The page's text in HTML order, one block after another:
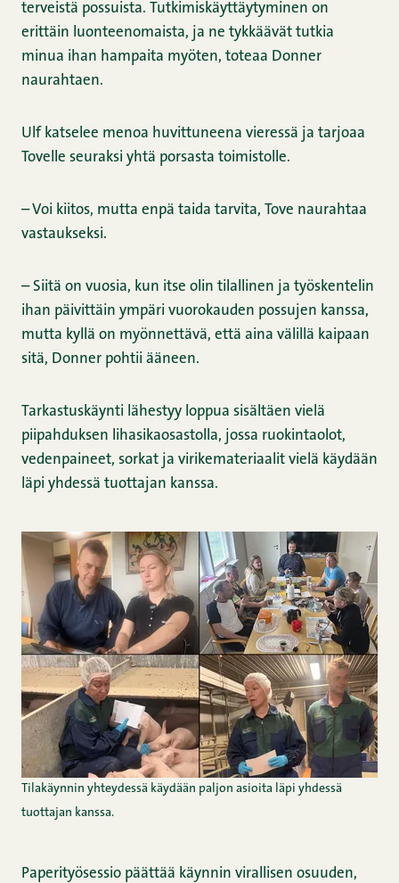
terveistä possuista. Tutkimiskäyttäytyminen on
erittäin luonteenomaista, ja ne tykkäävät tutkia
minua ihan hampaita myöten, toteaa Donner
naurahtaen.
Ulf katselee menoa huvittuneena vieressä ja tarjoaa
Tovelle seuraksi yhtä porsasta toimistolle.
– Voi kiitos, mutta enpä taida tarvita, Tove naurahtaa
vastaukseksi.
– Siitä on vuosia, kun itse olin tilallinen ja työskentelin
ihan päivittäin ympäri vuorokauden possujen kanssa,
mutta kyllä on myönnettävä, että aina välillä kaipaan
sitä, Donner pohtii ääneen.
Tarkastuskäynti lähestyy loppua sisältäen vielä
piipahduksen lihasikaosastolla, jossa ruokintaolot,
vedenpaineet, sorkat ja virikemateriaalit vielä käydään
läpi yhdessä tuottajan kanssa.
Tilakäynnin yhteydessä käydään paljon asioita läpi yhdessä
tuottajan kanssa.
Paperityösessio päättää käynnin virallisen osuuden,